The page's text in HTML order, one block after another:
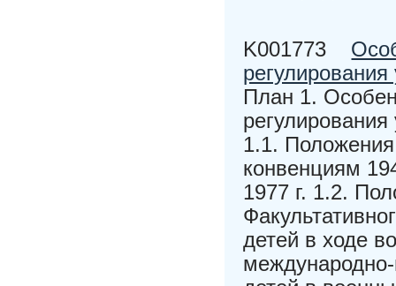
K001773
План 1.
1.1.
конвенциям
1977 г. 1.2.
детей в ходе